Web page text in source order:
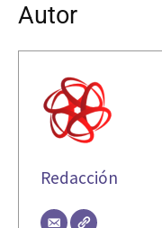
Autor
Redacción